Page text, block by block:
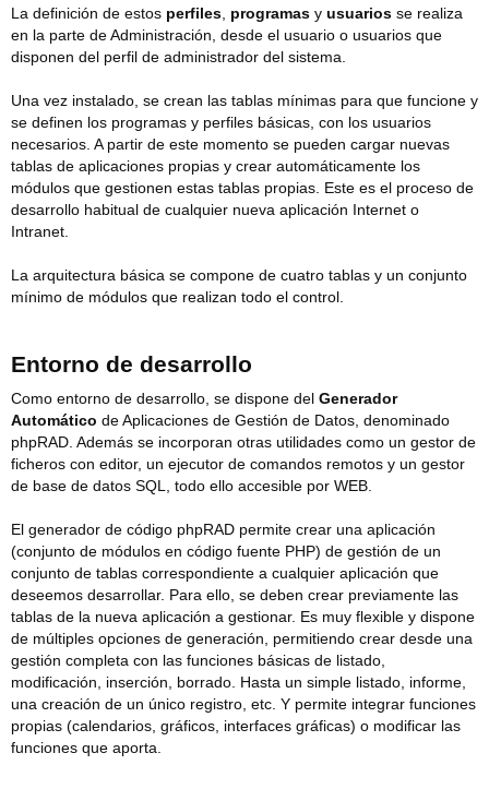
La definición de estos perfiles programas y usuarios se realiza
en la parte de Administración, desde el usuario o usuarios que
disponen del perfil de administrador del sistema.
Una vez instalado, se crean las tablas mínimas para que funcione y
se definen los programas y perfiles básicas, con los usuarios
necesarios. A partir de este momento se pueden cargar nuevas
tablas de aplicaciones propias y crear automáticamente los
módulos que gestionen estas tablas propias. Este es el proceso de
desarrollo habitual de cualquier nueva aplicación Internet o
Intranet.
La arquitectura básica se compone de cuatro tablas y un conjunto
mínimo de módulos que realizan todo el control.
Entorno de desarrollo
Como entorno de desarrollo, se dispone del Generador
Automático de Aplicaciones de Gestión de Datos, denominado
phpRAD. Además se incorporan otras utilidades como un gestor de
ficheros con editor, un ejecutor de comandos remotos y un gestor
de base de datos SQL, todo ello accesible por WEB.
El generador de código phpRAD permite crear una aplicación
(conjunto de módulos en código fuente PHP) de gestión de un
conjunto de tablas correspondiente a cualquier aplicación que
deseemos desarrollar. Para ello, se deben crear previamente las
tablas de la nueva aplicación a gestionar. Es muy flexible y dispone
de múltiples opciones de generación, permitiendo crear desde una
gestión completa con las funciones básicas de listado,
modificación, inserción, borrado. Hasta un simple listado, informe,
una creación de un único registro, etc. Y permite integrar funciones
propias (calendarios, gráficos, interfaces gráficas) o modificar las
funciones que aporta.